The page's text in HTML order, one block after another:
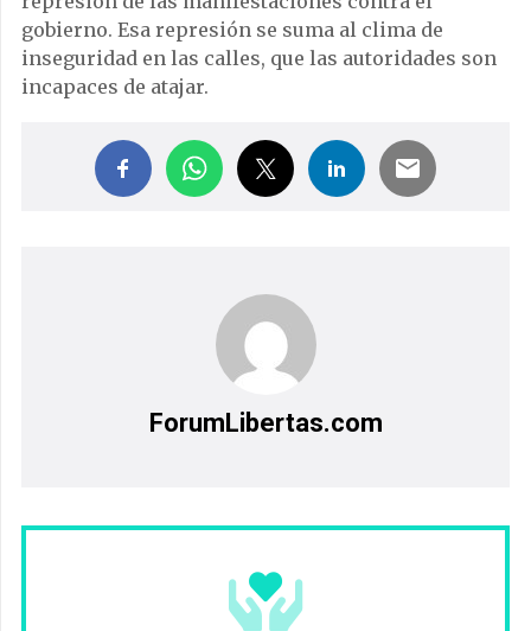
gobierno. Esa represión se suma al clima de
inseguridad en las calles, que las autoridades son
incapaces de atajar.
ForumLibertas.com